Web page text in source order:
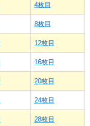
4枚目
8枚目
12枚目
16枚目
20枚目
24枚目
28枚目